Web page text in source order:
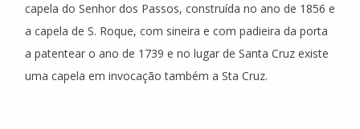
capela do Senhor dos Passos, construída no ano de 1856 e
a capela de S. Roque, com sineira e com padieira da porta
a patentear o ano de 1739 e no lugar de Santa Cruz existe
uma capela em invocação também a Sta Cruz.